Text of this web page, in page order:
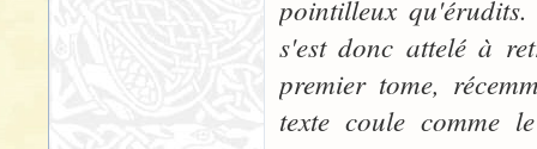
pointilleux
s'est donc attelé à
premier tome,
texte coule comme